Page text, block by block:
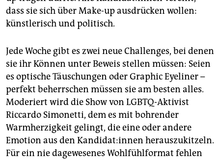
dass sie sich über Make-up ausdrücken wollen:
künstlerisch und politisch.
Jede Woche gibt es zwei neue Challenges, bei denen
sie ihr Können unter Beweis stellen müssen: Seien
es optische Täuschungen oder Graphic Eyeliner –
perfekt beherrschen müssen sie am besten alles.
Moderiert wird die Show von LGBTQ-Aktivist
Riccardo Simonetti, dem es mit bohrender
Warmherzigkeit gelingt, die eine oder andere
Emotion aus den Kan­di­da­t:in­nen herauszukitzeln.
Für ein nie dagewesenes Wohlfühlformat fehlen